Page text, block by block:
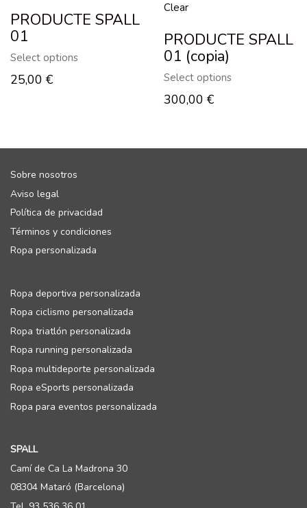
PRODUCTE SPALL
01
Select options
25,00 €
Clear
PRODUCTE SPALL
01 (copia)
Select options
300,00 €
Sobre nosotros
Aviso legal
Política de privacidad
Términos y condiciones
Ropa personalizada
Ropa deportiva personalizada
Ropa ciclismo personalizada
Ropa triatlón personalizada
Ropa running personalizada
Ropa multideporte personalizada
Ropa eSports personalizada
Ropa para eventos personalizada
SPALL
Camí de Ca La Madrona 30
08304 Mataró (Barcelona)